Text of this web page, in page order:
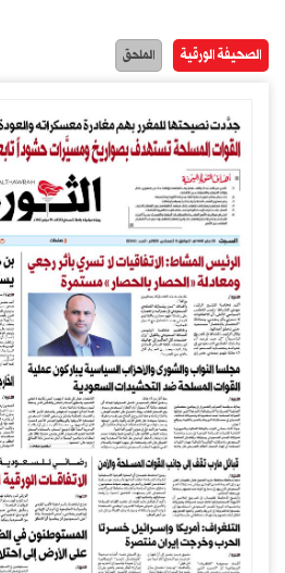
الصحيفة الورقية الملحق